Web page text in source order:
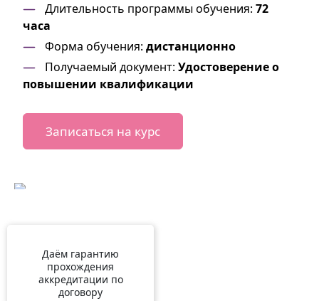
Длительность программы обучения: 72
часа
Форма обучения: дистанционно
Получаемый документ: Удостоверение о
повышении квалификации
Записаться на курс
Даём гарантию
прохождения
аккредитации по
договору